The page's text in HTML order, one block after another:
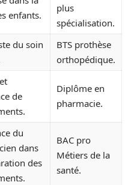
enfants.
plus
spécialisation.
du soin
BTS prothèse
orthopédique.
de
Diplôme en
pharmacie.
du
dans
des
BAC pro
Métiers de la
santé.